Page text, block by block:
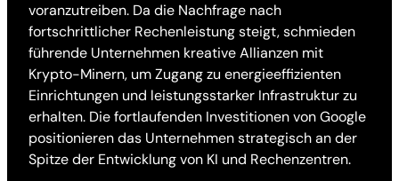
voranzutreiben. Da die Nachfrage nach
fortschrittlicher Rechenleistung steigt, schmieden
führende Unternehmen kreative Allianzen mit
Krypto-Minern, um Zugang zu energieeffizienten
Einrichtungen und leistungsstarker Infrastruktur zu
erhalten. Die fortlaufenden Investitionen von Google
positionieren das Unternehmen strategisch an der
Spitze der Entwicklung von KI und Rechenzentren.